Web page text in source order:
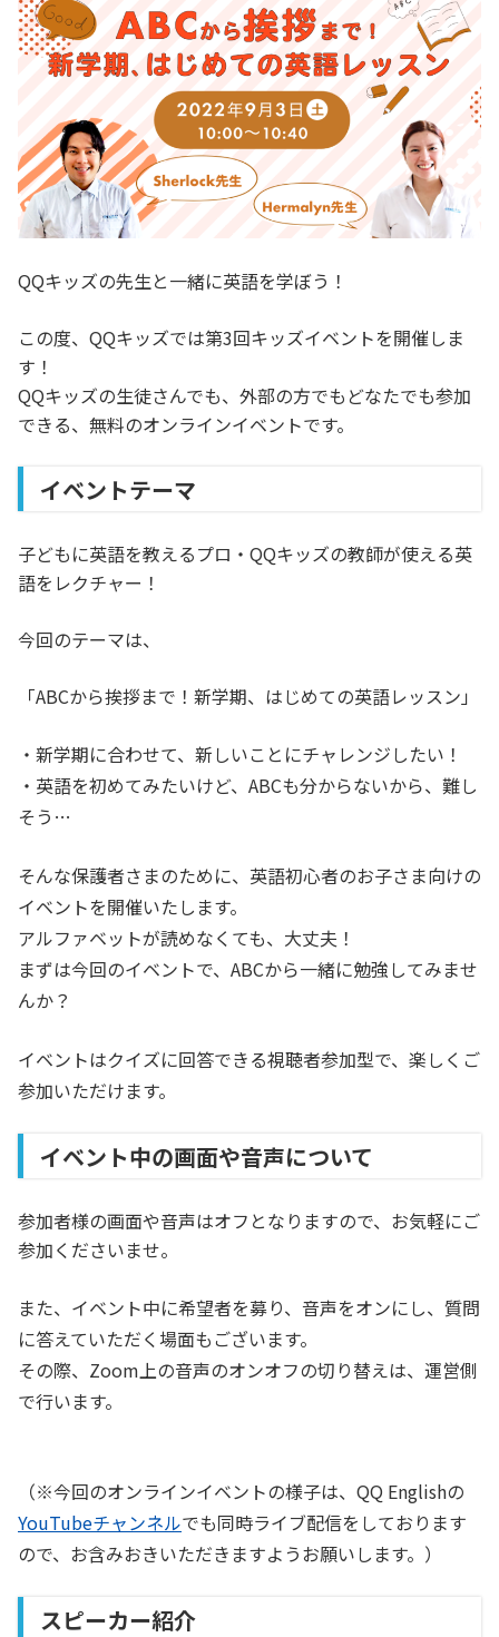
QQキッズの先生と一緒に英語を学ぼう！
この度、QQキッズでは第3回キッズイベントを開催しま
す！
QQキッズの生徒さんでも、外部の方でもどなたでも参加
できる、無料のオンラインイベントです。
イベントテーマ
子どもに英語を教えるプロ・QQキッズの教師が使える英
語をレクチャー！
今回のテーマは、
「ABCから挨拶まで！新学期、はじめての英語レッスン」
・新学期に合わせて、新しいことにチャレンジしたい！
・英語を初めてみたいけど、ABCも分からないから、難し
そう…
そんな保護者さまのために、英語初心者のお子さま向けの
イベントを開催いたします。
アルファベットが読めなくても、大丈夫！
まずは今回のイベントで、ABCから一緒に勉強してみませ
んか？
イベントはクイズに回答できる視聴者参加型で、楽しくご
参加いただけます。
イベント中の画面や音声について
参加者様の画面や音声はオフとなりますので、お気軽にご
参加くださいませ。
また、イベント中に希望者を募り、音声をオンにし、質問
に答えていただく場面もございます。
その際、Zoom上の音声のオンオフの切り替えは、運営側
で行います。
（※今回のオンラインイベントの様子は、QQ Englishの
YouTubeチャンネルでも同時ライブ配信をしております
ので、お含みおきいただきますようお願いします。）
スピーカー紹介